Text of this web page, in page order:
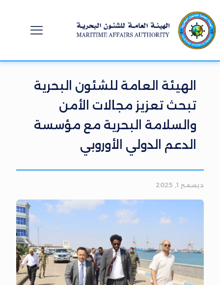
الهيئة العامة للشئون البحرية
تبحث تعزيز مجالات الأمن
والسلامة البحرية مع مؤسسة
الدعم الدولي الأوروبي
ديسمبر 1, 2025